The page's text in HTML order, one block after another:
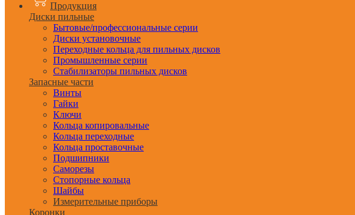
Продукция
Диски пильные
Бытовые/профессиональные серии
Диски установочные
Переходные кольца для пильных дисков
Промышленные серии
Стабилизаторы пильных дисков
Запасные части
Винты
Гайки
Ключи
Кольца копировальные
Кольца переходные
Кольца проставочные
Подшипники
Саморезы
Стопорные кольца
Шайбы
Измерительные приборы
Коронки